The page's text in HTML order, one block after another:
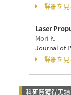
詳細を見
Laser
Mori K.
Journal of
詳細を見
科研費獲得実績